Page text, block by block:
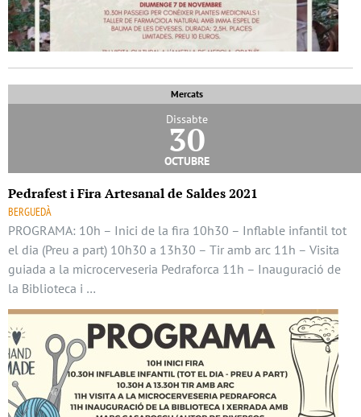
Mercats
Dissabte
30
octubre
Pedrafest i Fira Artesanal de Saldes 2021
BERGUEDÀ
PROGRAMA: 10h – Inici de la fira 10h30 – Inflable infantil tot
el dia (Preu a part) 10h30 a 13h30 – Tir amb arc 11h – Visita
guiada a la microcerveseria Pedraforca 11h – Inauguració de
la Biblioteca i …